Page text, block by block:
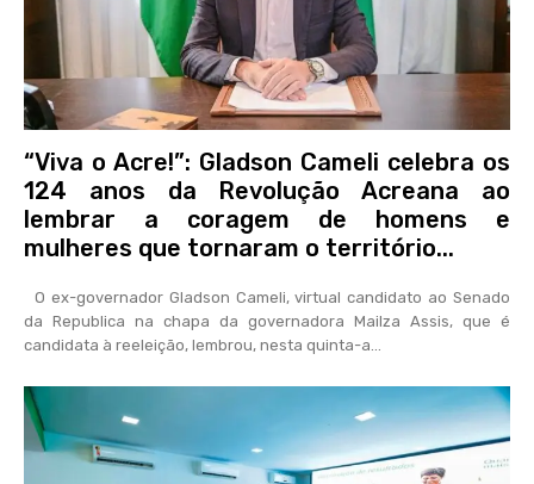
“Viva o Acre!”: Gladson Cameli celebra os
124 anos da Revolução Acreana ao
lembrar a coragem de homens e
mulheres que tornaram o território...
da Republica na chapa da governadora Mailza Assis, que é
candidata à reeleição, lembrou, nesta quinta-a...